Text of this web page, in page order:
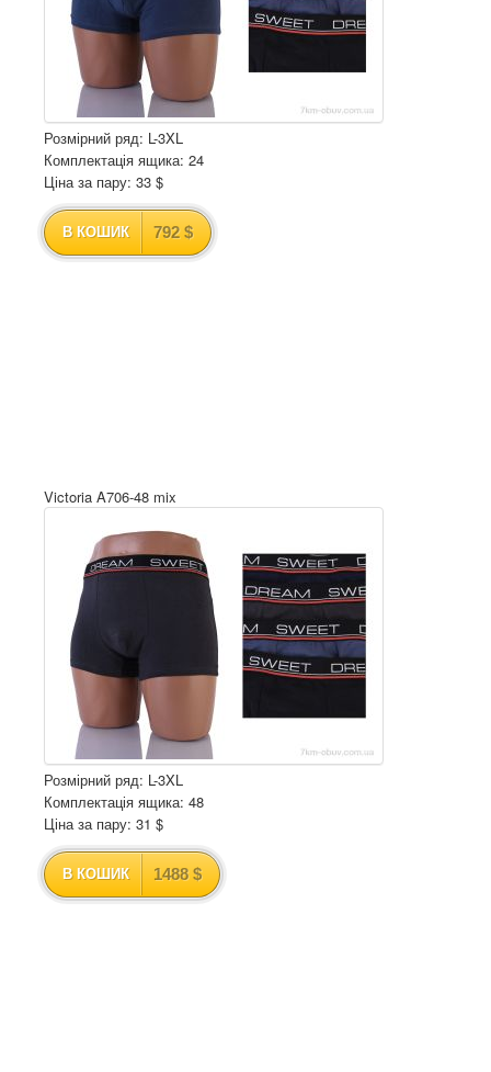
Розмірний ряд: L-3XL
Комплектація ящика: 24
Ціна за пару: 33 $
В КОШИК 792 $
Victoria A706-48 mix
Розмірний ряд: L-3XL
Комплектація ящика: 48
Ціна за пару: 31 $
В КОШИК 1488 $